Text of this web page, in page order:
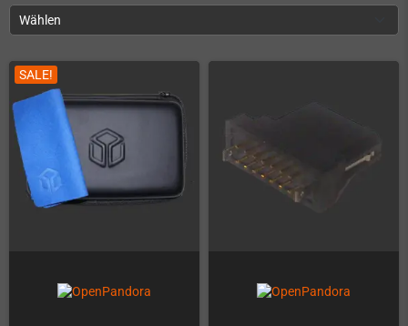
Wählen
SALE!